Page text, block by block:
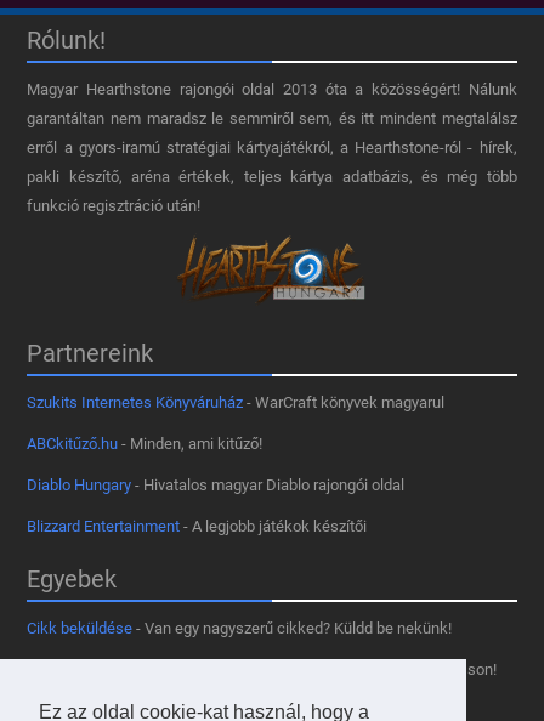
Ez az oldal cookie-kat használ, hogy a
Rólunk!
Magyar Hearthstone​ rajongói oldal 2013 óta a közösségért! Nálunk
garantáltan nem maradsz le semmiről sem, és itt mindent megtalálsz
erről a gyors-iramú stratégiai kártyajátékról, a Hearthstone-ról - hírek,
pakli készítő, aréna értékek, teljes kártya adatbázis, és még több
funkció regisztráció után!
Partnereink
Szukits Internetes Könyváruház - WarCraft könyvek magyarul
ABCkitűző.hu - Minden, ami kitűző!
Diablo Hungary - Hivatalos magyar Diablo rajongói oldal
Blizzard Entertainment - A legjobb játékok készítői
Egyebek
Cikk beküldése - Van egy nagyszerű cikked? Küldd be nekünk!
- Tetszik az oldal? Segíts, hogy fennmaradhasson!
Kapcsolat, médiaajánlat- Lépj velünk kapcsolatba!